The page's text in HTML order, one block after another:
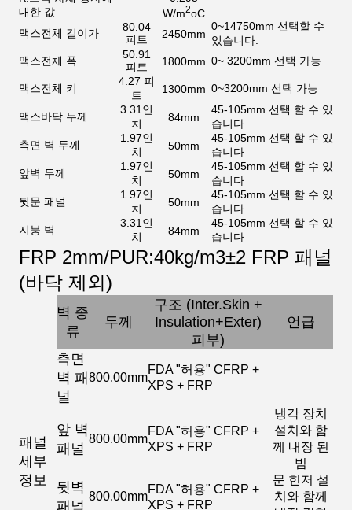
대한 값
W/m2oC
맥스전체 길이가
80.04
피트
2450mm
0~14750mm 선택할 수
있습니다.
맥스전체 폭
50.91
피트
1800mm 0~ 3200mm 선택 가능
맥스전체 키
4.27 피
트
1300mm 0~3200mm 선택 가능
맥스바닥 두께
3.31인
치
84mm
45-105mm 선택 할 수 있
습니다
측면 벽 두께
1.97인
치
50mm
45-105mm 선택 할 수 있
습니다
앞벽 두께
1.97인
치
50mm
45-105mm 선택 할 수 있
습니다
뒷문 패널
1.97인
치
50mm
45-105mm 선택 할 수 있
습니다
지붕 벽
3.31인
치
84mm
45-105mm 선택 할 수 있
습니다
FRP 2mm/PUR:40kg/m3±2 FRP 패널
(바닥 제외)
패널
세부
정보
벽 종
류
두께
구조 (Inter.Skin +
Insulation+Exter)
피부)
언급
측면
벽 패
널
800.00mm
FDA "허용" CFRP +
XPS + FRP
앞 벽
패널
800.00mm
FDA "허용" CFRP +
XPS + FRP
냉각 장치
설치와 함
께 내장 된
빔
뒷벽
패널
800.00mm
FDA "허용" CFRP +
XPS + FRP
문 힌저 설
치와 함께